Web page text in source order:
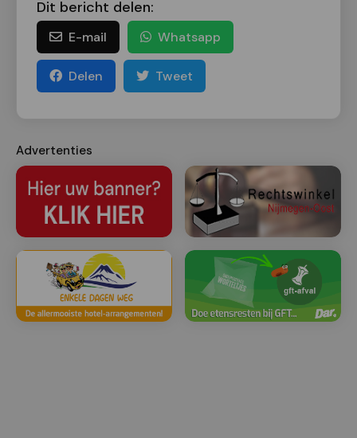
Dit bericht delen:
E-mail Whatsapp
Delen Tweet
Advertenties